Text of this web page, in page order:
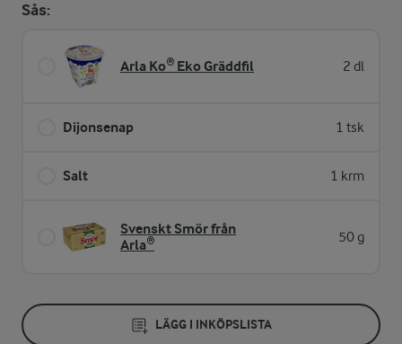
Sås:
Arla Ko® Eko Gräddfil 2 dl
Dijonsenap 1 tsk
Salt 1 krm
Svenskt Smör från
Arla®
50 g
LÄGG I INKÖPSLISTA